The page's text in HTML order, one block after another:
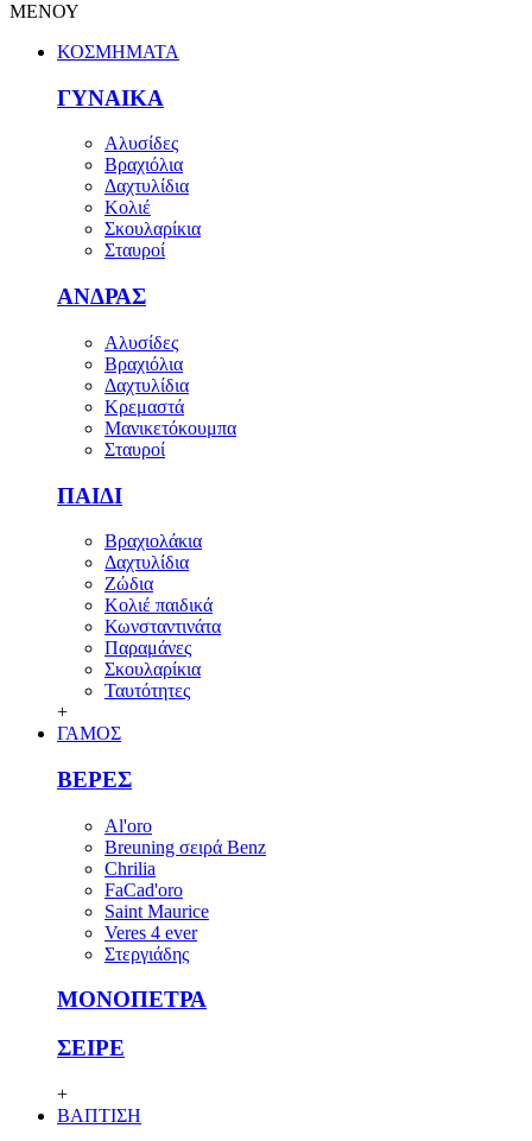
ΜΕΝΟΥ
ΚΟΣΜΗΜΑΤΑ
ΓΥΝΑΙΚΑ
Αλυσίδες
Βραχιόλια
Δαχτυλίδια
Κολιέ
Σκουλαρίκια
Σταυροί
ΑΝΔΡΑΣ
Αλυσίδες
Βραχιόλια
Δαχτυλίδια
Κρεμαστά
Μανικετόκουμπα
Σταυροί
ΠΑΙΔΙ
Βραχιολάκια
Δαχτυλίδια
Ζώδια
Κολιέ παιδικά
Κωνσταντινάτα
Παραμάνες
Σκουλαρίκια
Ταυτότητες
+
ΓΑΜΟΣ
ΒΕΡΕΣ
Al'oro
Breuning σειρά Benz
Chrilia
FaCad'oro
Saint Maurice
Veres 4 ever
Στεργιάδης
ΜΟΝΟΠΕΤΡΑ
ΣΕΙΡΕ
+
ΒΑΠΤΙΣΗ